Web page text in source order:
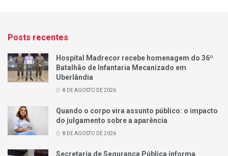
Posts recentes
Hospital Madrecor recebe homenagem do 36º
Batalhão de Infantaria Mecanizado em
Uberlândia
8 DE AGOSTO DE 2026
Quando o corpo vira assunto público: o impacto
do julgamento sobre a aparência
8 DE AGOSTO DE 2026
Secretaria de Segurança Pública informa